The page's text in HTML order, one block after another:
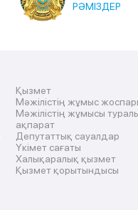
РӘМІЗДЕР
Қызмет
Мәжілістің жұмыс
Мәжілістің жұмысы
ақпарат
Депутаттық сауалдар
Үкімет сағаты
Халықаралық қызмет
Қызмет қорытындысы